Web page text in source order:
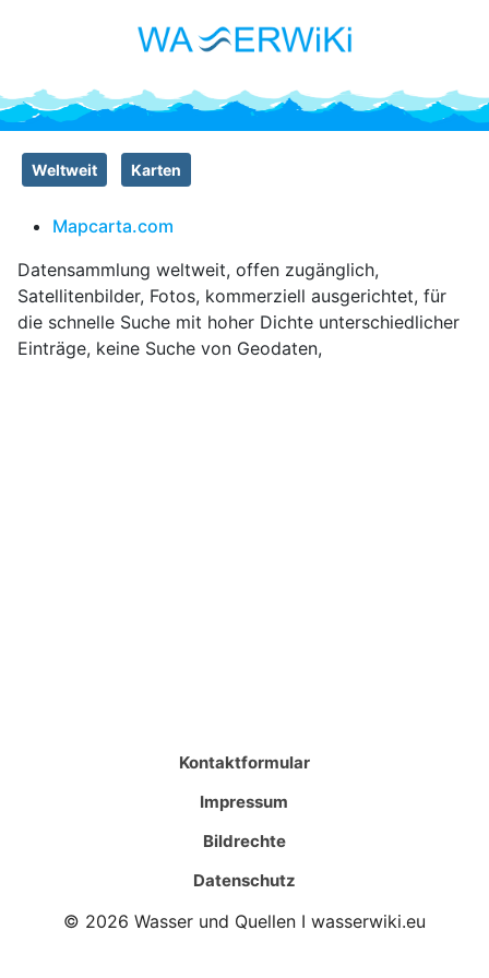
Weltweit Karten
Mapcarta.com
Datensammlung weltweit, offen zugänglich,
Satellitenbilder, Fotos, kommerziell ausgerichtet, für
die schnelle Suche mit hoher Dichte unterschiedlicher
Einträge, keine Suche von Geodaten,
Kontaktformular
Impressum
Bildrechte
Datenschutz
© 2026 Wasser und Quellen I wasserwiki.eu